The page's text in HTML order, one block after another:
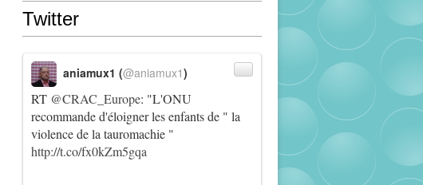
Twitter
RT @CRAC_Europe: "L'ONU
recommande d'éloigner les enfants de " la
violence de la tauromachie "
http://t.co/fx0kZm5gqa
aniamux1 (@aniamux1)